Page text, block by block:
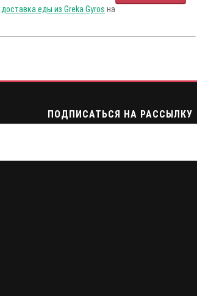
доставка еды из Greka Gyros на
ПОДПИСАТЬСЯ НА РАССЫЛКУ